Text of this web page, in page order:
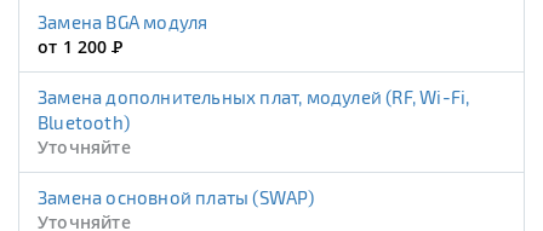
Замена BGA модуля
от 1 200Р
Замена дополнительных плат, модулей (RF, Wi-Fi,
Bluetooth)
Уточняйте
Замена основной платы (SWAP)
Уточняйте